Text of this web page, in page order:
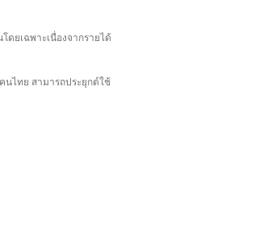
ดยเฉพาะเนื่องจากรายได้
ไทย สามารถประยุกต์ใช้